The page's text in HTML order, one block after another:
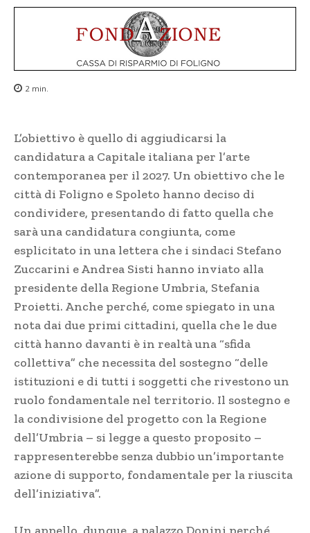
2 min.
L’obiettivo è quello di aggiudicarsi la
candidatura a Capitale italiana per l’arte
contemporanea per il 2027. Un obiettivo che le
città di Foligno e Spoleto hanno deciso di
condividere, presentando di fatto quella che
sarà una candidatura congiunta, come
esplicitato in una lettera che i sindaci Stefano
Zuccarini e Andrea Sisti hanno inviato alla
presidente della Regione Umbria, Stefania
Proietti. Anche perché, come spiegato in una
nota dai due primi cittadini, quella che le due
città hanno davanti è in realtà una “sfida
collettiva” che necessita del sostegno “delle
istituzioni e di tutti i soggetti che rivestono un
ruolo fondamentale nel territorio. Il sostegno e
la condivisione del progetto con la Regione
dell’Umbria – si legge a questo proposito –
rappresenterebbe senza dubbio un’importante
azione di supporto, fondamentale per la riuscita
dell’iniziativa”.